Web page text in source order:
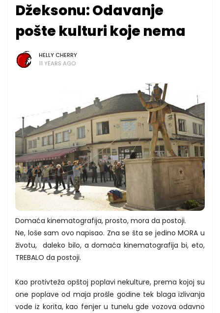
Džeksonu: Odavanje
pošte kulturi koje nema
HELLY CHERRY
11 YEARS AGO
Domaća kinematografija, prosto, mora da postoji.
Ne, loše sam ovo napisao. Zna se šta se jedino MORA u
životu, daleko bilo, a domaća kinematografija bi, eto,
TREBALO da postoji.
Kao protivteža opštoj poplavi nekulture, prema kojoj su
one poplave od maja prošle godine tek blaga izlivanja
vode iz korita, kao fenjer u tunelu gde vozova odavno